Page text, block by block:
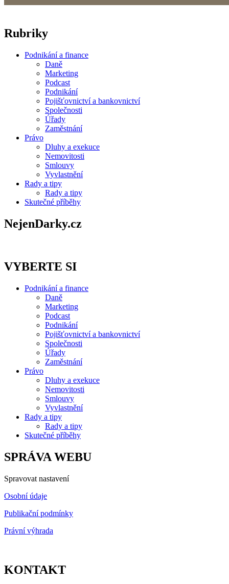
Rubriky
Podnikání a finance
Daně
Marketing
Podcast
Podnikání
Pojišťovnictví a bankovnictví
Společnosti
Úřady
Zaměstnání
Právo
Dluhy a exekuce
Nemovitosti
Smlouvy
Vyvlastnění
Rady a tipy
Rady a tipy
Skutečné příběhy
NejenDarky.cz
VYBERTE SI
Podnikání a finance
Daně
Marketing
Podcast
Podnikání
Pojišťovnictví a bankovnictví
Společnosti
Úřady
Zaměstnání
Právo
Dluhy a exekuce
Nemovitosti
Smlouvy
Vyvlastnění
Rady a tipy
Rady a tipy
Skutečné příběhy
SPRÁVA WEBU
Spravovat nastavení
Osobní údaje
Publikační podmínky
Právní výhrada
KONTAKT